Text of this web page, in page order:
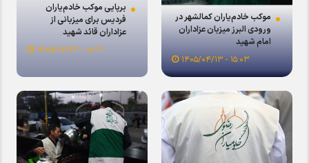
موکب خادم‌یاران کمالشهر در
ورودی البرز میزبان عزاداران
امام شهید
۱۵:۰۳ - ۱۴۰۵/۰۴/۱۳
برپایی موکب خادم‌یاران
فردیس برای میزبانی از
عزاداران قائد شهید
۰۸:۲۱ - ۱۴۰۵/۰۴/۱۳